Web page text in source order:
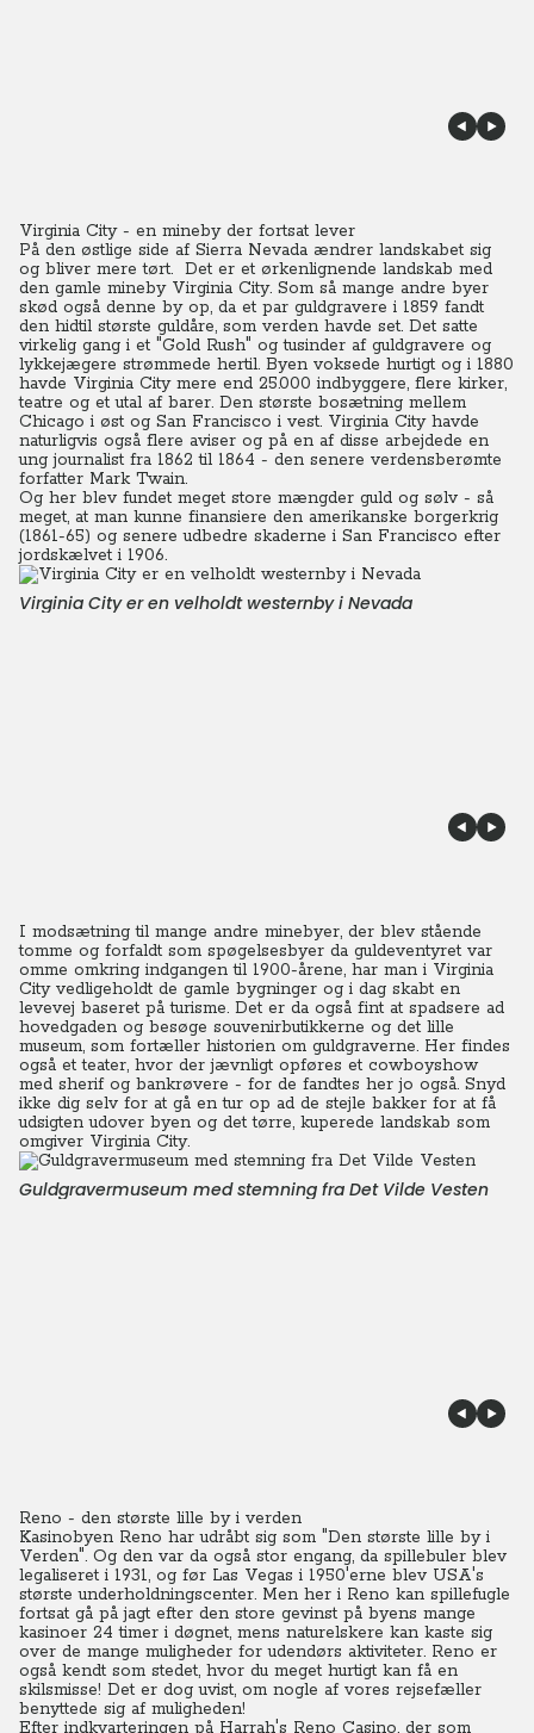
Virginia City - en mineby der fortsat lever
På den østlige side af Sierra Nevada ændrer landskabet sig
og bliver mere tørt. Det er et ørkenlignende landskab med
den gamle mineby Virginia City. Som så mange andre byer
skød også denne by op, da et par guldgravere i 1859 fandt
den hidtil største guldåre, som verden havde set. Det satte
virkelig gang i et "Gold Rush" og tusinder af guldgravere og
lykkejægere strømmede hertil. Byen voksede hurtigt og i 1880
havde Virginia City mere end 25.000 indbyggere, flere kirker,
teatre og et utal af barer. Den største bosætning mellem
Chicago i øst og San Francisco i vest. Virginia Cityhavde
naturligvis også flere aviser og på en af disse arbejdede en
ung journalist fra 1862 til 1864 - den senere verdensberømte
forfatter Mark Twain.
Og her blev fundet meget store mængder guld og sølv - så
meget, at man kunne finansiere den amerikanske borgerkrig
(1861-65) og senere udbedre skaderne i San Francisco efter
jordskælvet i 1906.
Virginia City er en velholdt westernby i Nevada
I modsætning til mange andre minebyer, der blev stående
tomme og forfaldt som spøgelsesbyer da guldeventyret var
omme omkring indgangen til 1900-årene, har man i Virginia
City vedligeholdt de gamle bygninger og i dag skabt en
levevej baseret på turisme. Det er da også fint at spadsere ad
hovedgaden og besøge souvenirbutikkerne og det lille
museum, som fortæller historien om guldgraverne. Her findes
også et teater, hvor der jævnligt opføres et cowboyshow
med sherif og bankrøvere - for de fandtes her jo også. Snyd
ikke dig selv for at gå en tur op ad de stejle bakker for at få
udsigten udover byen og det tørre, kuperede landskab som
omgiver Virginia City.
Guldgravermuseum med stemning fra Det Vilde Vesten
Reno - den største lille by i verden
Kasinobyen Reno har udråbt sig som "Den største lille by i
Verden". Og den var da også stor engang, da spillebuler blev
legaliseret i 1931, og før Las Vegas i 1950'erne blev USA's
største underholdningscenter. Men her i Reno kan spillefugle
fortsat gå på jagt efter den store gevinst på byens mange
kasinoer 24 timer i døgnet, mens naturelskere kan kaste sig
over de mange muligheder for udendørs aktiviteter. Reno er
også kendt som stedet, hvor du meget hurtigt kan få en
skilsmisse! Det er dog uvist, om nogle af vores rejsefæller
benyttede sig af muligheden!
Efter indkvarteringen på Harrah's Reno Casino, der som